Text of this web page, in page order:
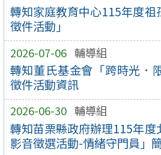
轉知家庭教育中心115年度祖
徵件活動」
2026-07-06 輔導組
轉知董氏基金會「跨時光．
徵件活動資訊
2026-06-30 輔導組
轉知苗栗縣政府辦理115年度
影音徵選活動-情緒守門員」